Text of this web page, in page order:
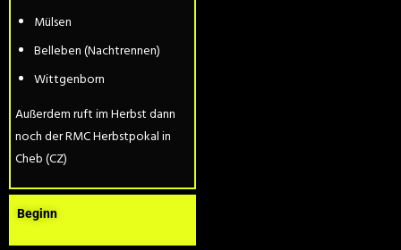
Mülsen
Belleben (Nachtrennen)
Wittgenborn
Außerdem ruft im Herbst dann
noch der RMC Herbstpokal in
Cheb (CZ)
Beginn